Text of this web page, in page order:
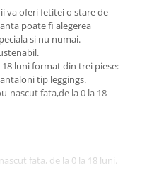
va oferi fetitei o stare de
poate fi alegerea
si nu numai.
luni format din trei piese:
tip leggings.
nascut fata,de la 0 la 18
fata, de la 0 la 18 luni.
pentru a facilita